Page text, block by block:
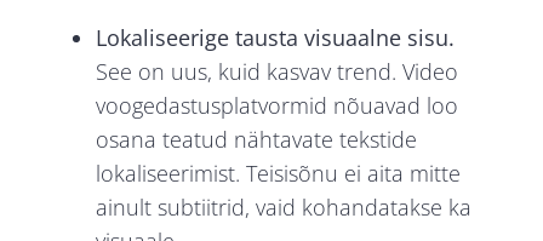
Lokaliseerige tausta visuaalne sisu.
See on uus, kuid kasvav trend. Video
voogedastusplatvormid nõuavad loo
osana teatud nähtavate tekstide
lokaliseerimist. Teisisõnu ei aita mitte
ainult subtiitrid, vaid kohandatakse ka